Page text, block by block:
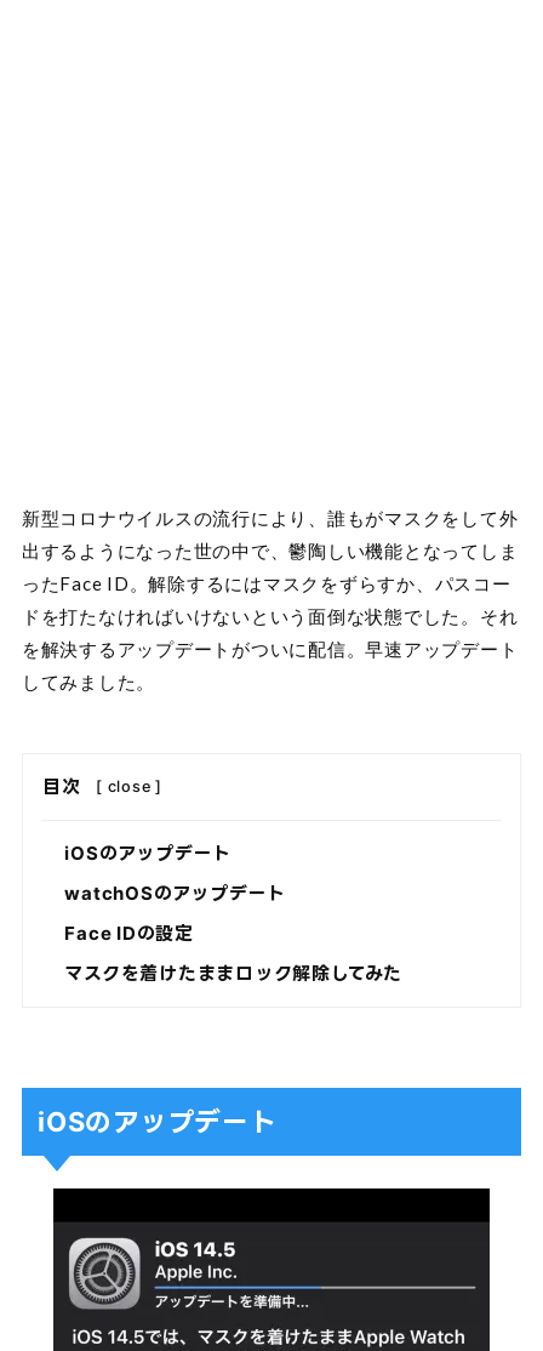
新型コロナウイルスの流行により、誰もがマスクをして外
出するようになった世の中で、鬱陶しい機能となってしま
ったFace ID。解除するにはマスクをずらすか、パスコー
ドを打たなければいけないという面倒な状態でした。それ
を解決するアップデートがついに配信。早速アップデート
してみました。
目次 [ close ]
iOSのアップデート
watchOSのアップデート
Face IDの設定
マスクを着けたままロック解除してみた
iOSのアップデート